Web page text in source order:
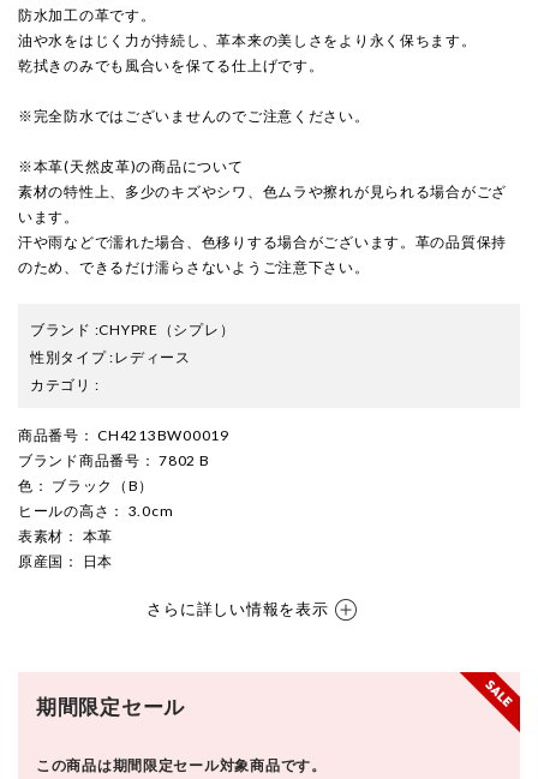
防水加工の革です。
油や水をはじく力が持続し、革本来の美しさをより永く保ちます。
乾拭きのみでも風合いを保てる仕上げです。
※完全防水ではございませんのでご注意ください。
※本革(天然皮革)の商品について
素材の特性上、多少のキズやシワ、色ムラや擦れが見られる場合がござ
います。
汗や雨などで濡れた場合、色移りする場合がございます。革の品質保持
のため、できるだけ濡らさないようご注意下さい。
ブランド :CHYPRE （シプレ）
性別タイプ:レディース
カテゴリ :
商品番号 ： CH4213BW00019
ブランド商品番号 ： 7802 B
色 ： ブラック（B）
ヒールの高さ ： 3.0cm
表素材 ： 本革
原産国 ： 日本
さらに詳しい情報を表示
期間限定セール
この商品は期間限定セール対象商品です。